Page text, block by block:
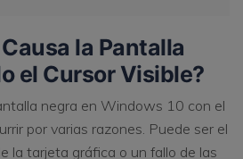
la Pantalla
el Cursor Visible?
negra en Windows 10 con el
por varias razones. Puede ser el
la tarjeta gráfica o un fallo de las